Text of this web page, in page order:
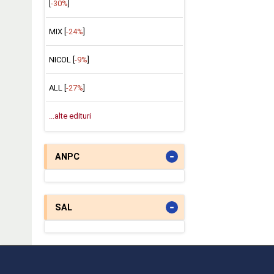
-30%
MIX [ -24%
NICOL [ -9%
ALL [ -27%
...alte edituri
ANPC -
SAL -